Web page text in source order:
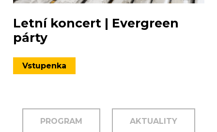
Letní koncert | Evergreen
párty
Vstupenka
PROGRAM AKTUALITY